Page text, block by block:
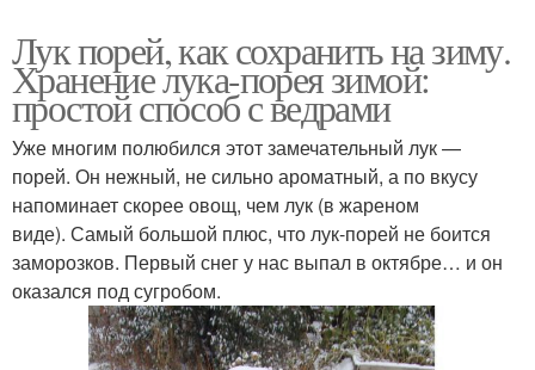
Лук порей, как сохранить на зиму.
Хранение лука-порея зимой:
простой способ с ведрами
Уже многим полюбился этот замечательный лук —
порей. Он нежный, не сильно ароматный, а по вкусу
напоминает скорее овощ, чем лук (в жареном
виде). Самый большой плюс, что лук-порей не боится
заморозков. Первый снег у нас выпал в октябре… и он
оказался под сугробом.